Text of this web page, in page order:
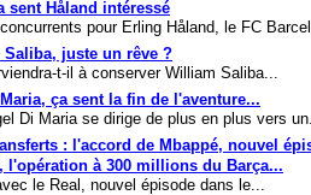
sent Håland intéressé
pour Erling Håland, le FC
Saliba, juste un rêve ?
t-il à conserver William Saliba...
ça sent la fin de l'aventure...
Di Maria se dirige de plus en plus vers
: l'accord de Mbappé, nouvel
l'opération à 300 millions du Barça...
le Real, nouvel épisode dans le...